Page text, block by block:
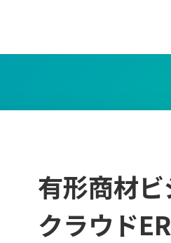
有形商材
クラウド